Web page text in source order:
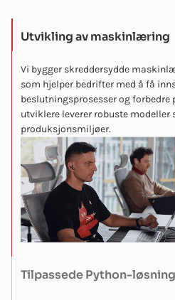
Utvikling av maskinlæring
Vi bygger skreddersydde
som hjelper bedrifter med å få
beslutningsprosesser og forbedre
utviklere leverer robuste
produksjonsmiljøer.
Tilpassede Python-